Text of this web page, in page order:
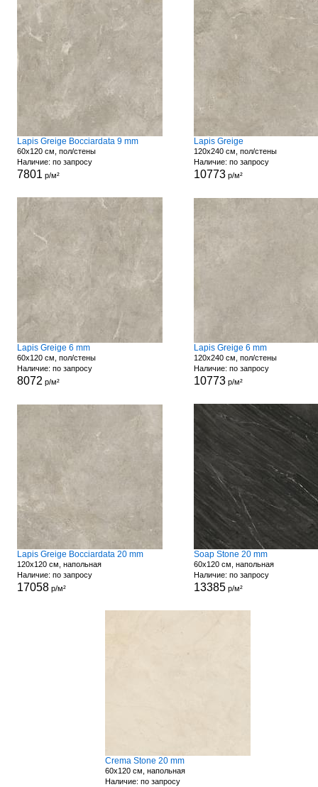
Lapis Greige Bocciardata 9 mm
60x120 см, пол/стены
Наличие: по запросу
7801 р/м²
Lapis Greige
120x240 см, пол/стены
Наличие: по запросу
10773р/м²
Lapis Greige 6 mm
60x120 см, пол/стены
Наличие: по запросу
8072 р/м²
Lapis Greige 6 mm
120x240 см, пол/стены
Наличие: по запросу
10773р/м²
Lapis Greige Bocciardata 20 mm
120x120 см, напольная
Наличие: по запросу
17058р/м²
Soap Stone 20 mm
60x120 см, напольная
Наличие: по запросу
13385р/м²
Crema Stone 20 mm
60x120 см, напольная
Наличие: по запросу